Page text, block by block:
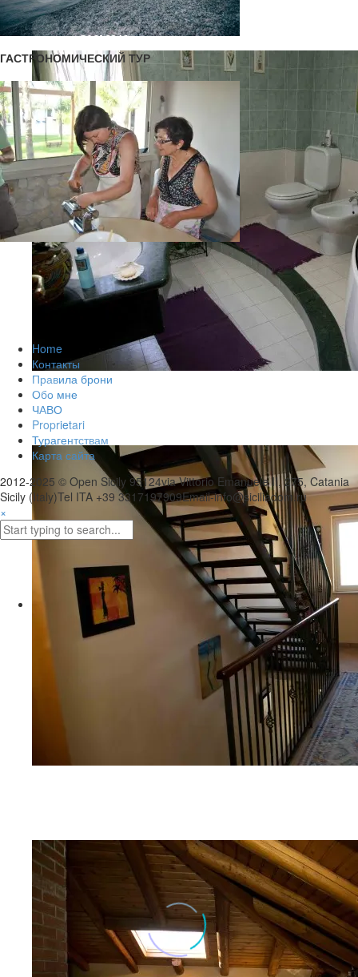
G06A9246
G06A9247
ГАСТРОНОМИЧЕСКИЙ ТУР
Home
Контакты
Правила брони
Обо мне
ЧАВО
Proprietari
Турагентствам
Карта сайта
2012-2025 © Open Sicily 95124via Vittorio Emanuele II, 275, Catania
Sicily (Italy)Tel ITA +39 3317197909Email-info@siciliadom.ru
×